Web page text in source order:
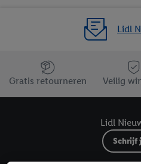
Lidl
Jouw voordelen bij ons als Lidl
Gratis retourneren
Veilig
Lidl
Schrijf